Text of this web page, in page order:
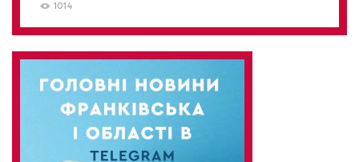
1014